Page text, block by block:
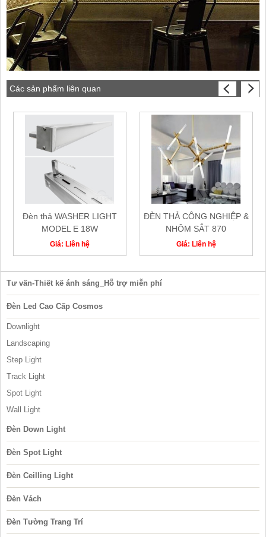
Các sản phẩm liên quan
Đèn thả WASHER LIGHT
MODEL E 18W
Giá: Liên hệ
ĐÈN THẢ CÔNG NGHIỆP &
NHÔM SẮT 870
Giá: Liên hệ
Tư vấn-Thiết kế ánh sáng_Hỗ trợ miễn phí
Đèn Led Cao Cấp Cosmos
Downlight
Landscaping
Step Light
Track Light
Spot Light
Wall Light
Đèn Down Light
Đèn Spot Light
Đèn Ceilling Light
Đèn Vách
Đèn Tường Trang Trí